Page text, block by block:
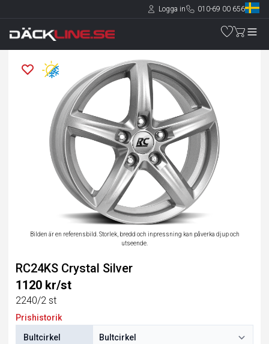
Logga in 010-69 00 656
Bilden är en referensbild. Storlek, bredd och inpressning kan påverka djup och
utseende.
RC24KS Crystal Silver
1120 kr/st
2240/2 st
Prishistorik
Bultcirkel